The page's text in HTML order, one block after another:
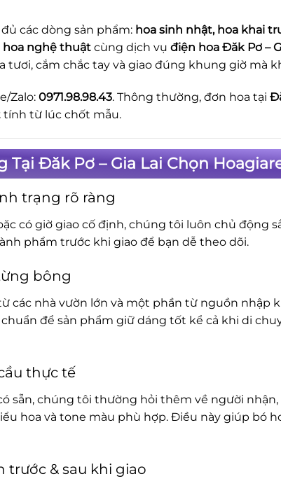
các dòng sản phẩm: hoa sinh nhật, hoa khai
hoa nghệ thuật cùng dịch vụ điện hoa Đăk Pơ –
tươi, cắm chắc tay và giao đúng khung giờ mà
Zalo: 0971.98.98.43. Thông thường, đơn hoa tại
tính từ lúc chốt mẫu.
Tại Đăk Pơ – Gia Lai Chọn
trạng rõ ràng
có giờ giao cố định, chúng tôi luôn chủ động
phẩm trước khi giao để bạn dễ theo dõi.
bông
các nhà vườn lớn và một phần từ nguồn nhập
để sản phẩm giữ dáng tốt kể cả khi di
thực tế
sẵn, chúng tôi thường hỏi thêm về người
hoa và tone màu phù hợp. Điều này giúp bó
trước & sau khi giao